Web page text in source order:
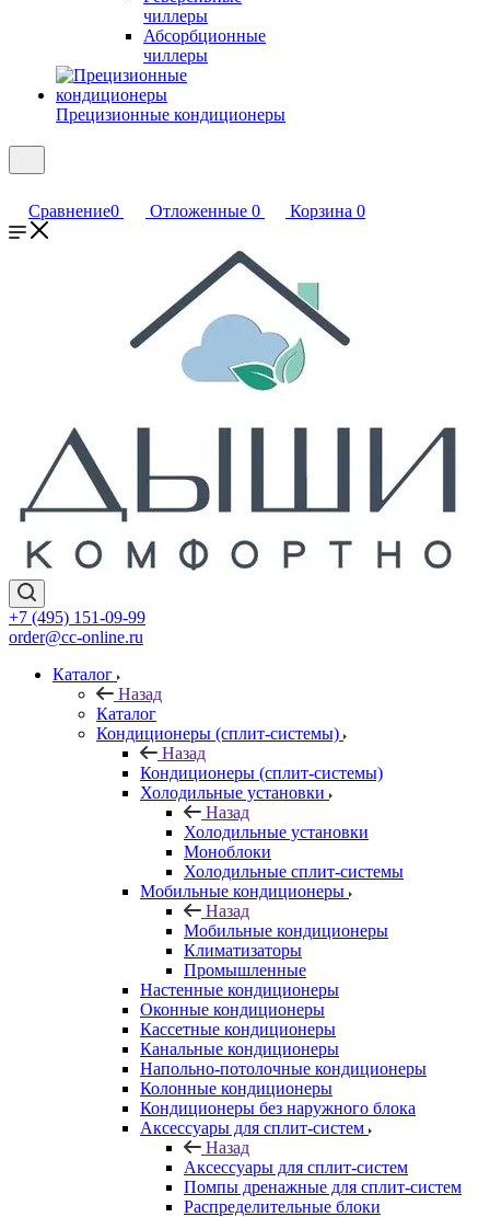
чиллеры
Абсорбционные
чиллеры
Прецизионные кондиционеры
Сравнение0 Отложенные 0 Корзина 0
+7 (495) 151-09-99
order@cc-online.ru
Каталог
Назад
Каталог
Кондиционеры (сплит-системы)
Назад
Кондиционеры (сплит-системы)
Холодильные установки
Назад
Холодильные установки
Моноблоки
Холодильные сплит-системы
Мобильные кондиционеры
Назад
Мобильные кондиционеры
Климатизаторы
Промышленные
Настенные кондиционеры
Оконные кондиционеры
Кассетные кондиционеры
Канальные кондиционеры
Напольно-потолочные кондиционеры
Колонные кондиционеры
Кондиционеры без наружного блока
Аксессуары для сплит-систем
Назад
Аксессуары для сплит-систем
Помпы дренажные для сплит-систем
Распределительные блоки